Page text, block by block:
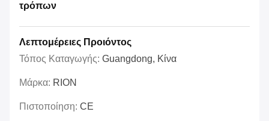
τρόπων
Λεπτομέρειες Προιόντος
Τόπος Καταγωγής: Guangdong, Κίνα
Μάρκα: RION
Πιστοποίηση: CE